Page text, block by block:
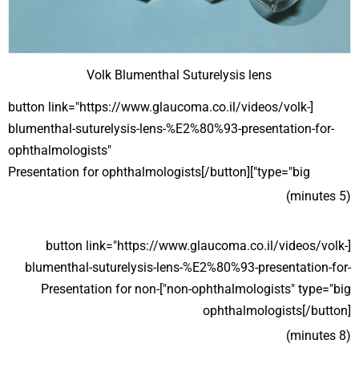
Volk Blumenthal Suturelysis lens
[button link="https://www.glaucoma.co.il/videos/volk-
blumenthal-suturelysis-lens-%E2%80%93-presentation-for-
ophthalmologists"
type="big"]Presentation for ophthalmologists[/button]
(5 minutes)
[button link="https://www.glaucoma.co.il/videos/volk-
blumenthal-suturelysis-lens-%E2%80%93-presentation-for-
non-ophthalmologists" type="big"]Presentation for non-
ophthalmologists[/button]
(8 minutes)